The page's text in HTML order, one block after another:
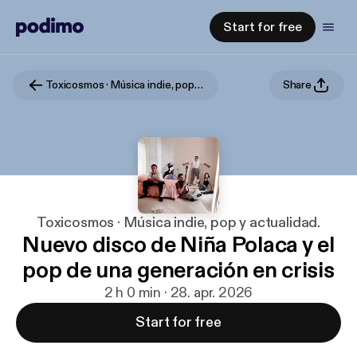
Start for free
Toxicosmos · Música indie, pop y actualidad. Share
Toxicosmos · Música indie, pop y actualidad.
Nuevo disco de Niña Polaca y el
pop de una generación en crisis
2 h 0 min · 28. apr. 2026
Start for free